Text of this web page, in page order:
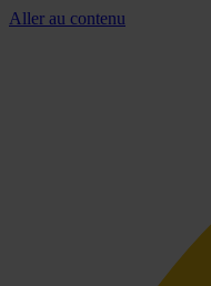
Aller au contenu